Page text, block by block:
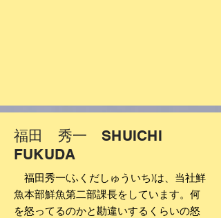
福田 秀一 SHUICHI
FUKUDA
福田秀一(ふくだしゅういち)は、当社鮮
魚本部鮮魚第二部課長をしています。何
を怒ってるのかと勘違いするくらいの怒